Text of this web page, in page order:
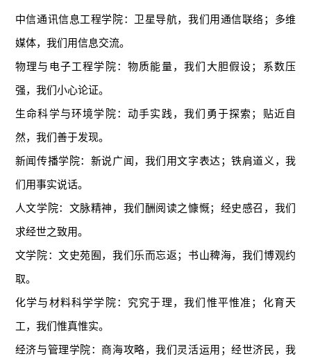
中信通讯信息工程学院：卫星导航，我们用通信联络；多维
媒体，我们用信息交流。
物理与电子工程学院：物质能量，我们大胆假设；系数压
强，我们小心论证。
生命科学与环境学院：动手实践，我们勇于探索；贴近自
然，我们善于发现。
新闻传播学院：新说广闻，我们用文字表达；铁肩道义，我
们用事实说话。
人文学院：文脉精神，我们酬阅读之慷慨；经史感召，我们
求经世之致用。
文学院：文史苑囿，我们乐而忘返；书山稗海，我们博观约
取。
化学与材料科学学院：究究于理，我们惟平惟准；化育天
工，我们惟真惟实。
经济与管理学院：商海攻略，我们灵活运用；经世济民，我